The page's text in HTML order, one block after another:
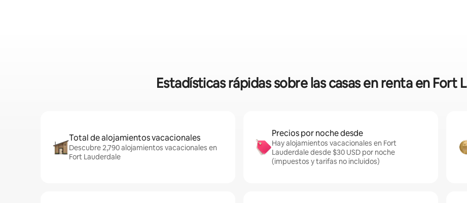
Estadísticas rápidas sobre las casas en renta en Fort
Total de alojamientos vacacionales
Descubre 2,790 alojamientos vacacionales en
Fort Lauderdale
Precios por noche desde
Hay alojamientos vacacionales en Fort
Lauderdale desde $30 USD por noche
(impuestos y tarifas no incluidos)